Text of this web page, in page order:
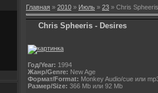
Главная » 2010 » Июль » 23 » Chris
Chris Spheeris - Desires
Год/Year: 1994
Жанр/Genre: New Age
Формат/Format: Monkey Audio/cue или
Размер/Size: 366 Mb или 92 Mb